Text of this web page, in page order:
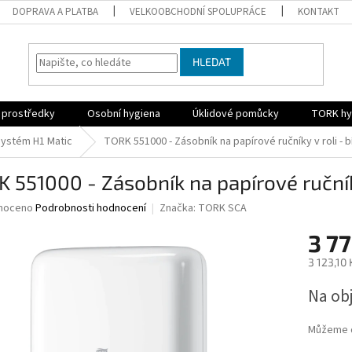
DOPRAVA A PLATBA VELKOOBCHODNÍ SPOLUPRÁCE KONTAKT
HLEDAT
prostředky Osobní hygiena Úklidové pomůcky TORK
H1 Matic TORK 551000 - Zásobník na papírové ručníky v roli -
551000 - Zásobník na papírové
Podrobnosti hodnocení Značka: TORK SCA
3
3 123,10
cena:
Na
Můžeme